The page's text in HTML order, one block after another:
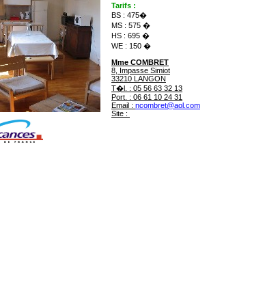
Tarifs :
BS : 475�
MS : 575 �
HS : 695 �
WE : 150 �
Mme COMBRET
8, Impasse Simiot
33210 LANGON
T�l. : 05 56 63 32 13
Port. : 06 61 10 24 31
Email : ncombret@aol.com
Site :